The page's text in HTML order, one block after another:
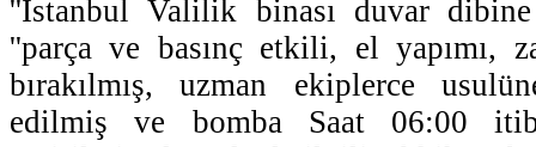
''İstanbul Valilik binası duvar dibine
''parça ve basınç etkili, el yapımı,
bırakılmış, uzman ekiplerce
edilmiş ve bomba Saat 06:00